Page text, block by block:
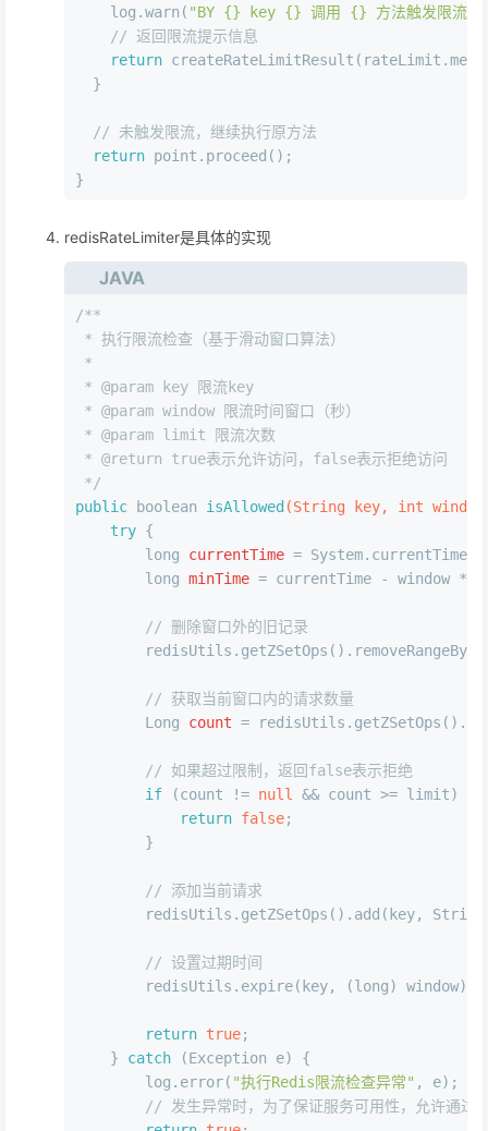
    log.warn(
"BY {} key {} 调用 {} 方法触发限流"
// 返回限流提示信息
return
  }
// 未触发限流，继续执行原方法
return point.proceed();
}
redisRateLimiter是具体的实现
JAVA
/**
* 执行限流检查（基于滑动窗口算法）
*
* @param key 限流key
* @param window 限流时间窗口（秒）
* @param limit 限流次数
* @return true表示允许访问，false表示拒绝访问
*/
public
boolean isAllowed (String key, int
try {
long
currentTime =
long minTime = currentTime - window *
// 删除窗口外的旧记录
// 获取当前窗口内的请求数量
Long
count =
// 如果超过限制，返回false表示拒绝
if (count != null && count >= limit) {
return false;
        }
// 添加当前请求
redisUtils.getZSetOps().add(key,
// 设置过期时间
        redisUtils.expire(key, (
long) window);
return true;
    }
catch (Exception e) {
        log.error(
"执行Redis限流检查异常" , e);
// 发生异常时，为了保证服务可用性，允许通过